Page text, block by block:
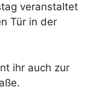
veranstaltet
Tür in der
ihr auch zur